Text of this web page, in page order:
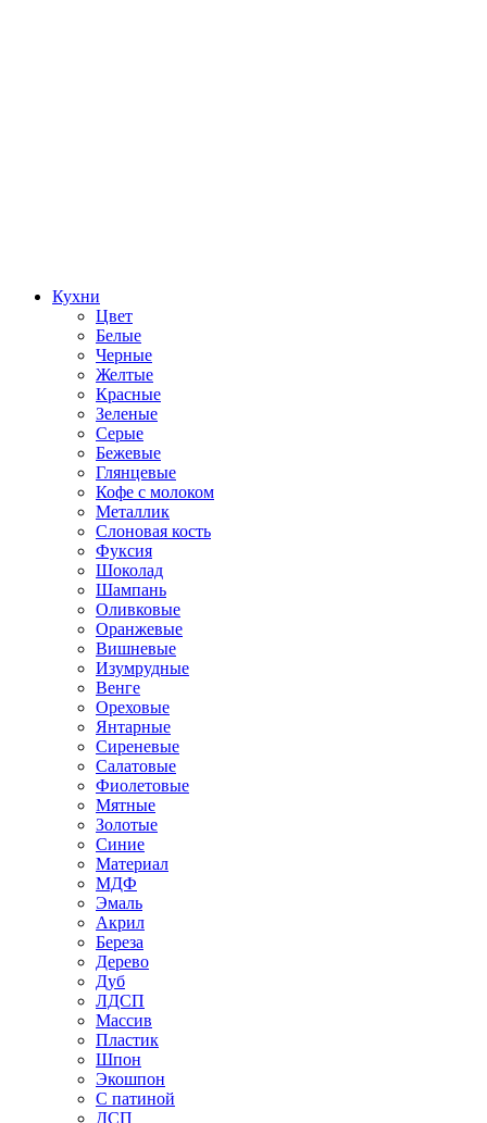
Кухни
Цвет
Белые
Черные
Желтые
Красные
Зеленые
Серые
Бежевые
Глянцевые
Кофе с молоком
Металлик
Слоновая кость
Фуксия
Шоколад
Шампань
Оливковые
Оранжевые
Вишневые
Изумрудные
Венге
Ореховые
Янтарные
Сиреневые
Салатовые
Фиолетовые
Мятные
Золотые
Синие
Материал
МДФ
Эмаль
Акрил
Береза
Дерево
Дуб
ЛДСП
Массив
Пластик
Шпон
Экошпон
С патиной
ДСП